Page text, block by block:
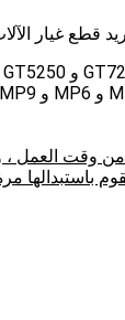
قطع غيار
وقت العمل ،
باستبدالها